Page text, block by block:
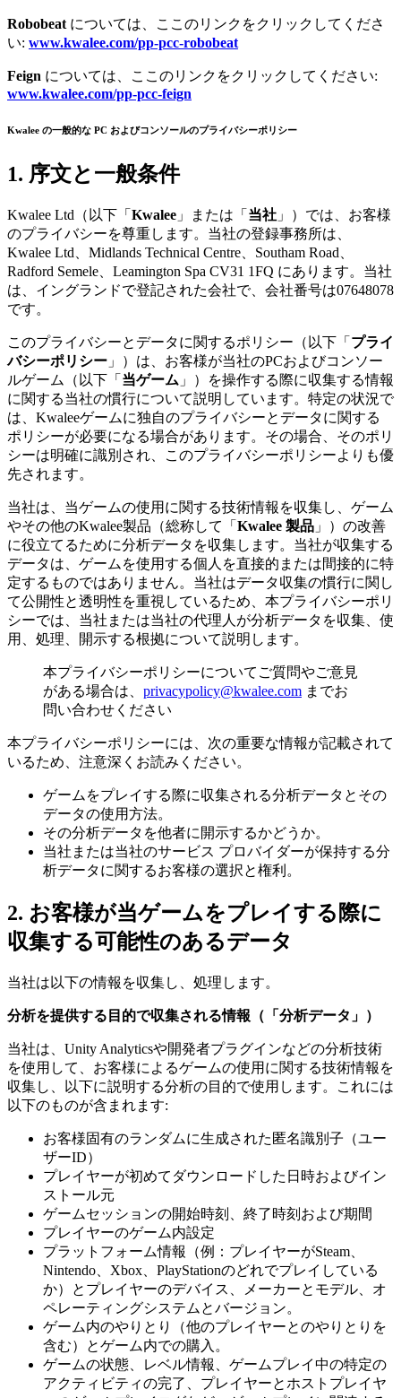
Robobeat については、ここのリンクをクリックしてくださ
い: www.kwalee.com/pp-pcc-robobeat
Feign については、ここのリンクをクリックしてください:
www.kwalee.com/pp-pcc-feign
Kwalee の一般的な PC およびコンソールのプライバシーポリシー
1. 序文と一般条件
Kwalee Ltd（以下「 Kwalee 」または「 当社 」）では、お客様
のプライバシーを尊重します。当社の登録事務所は、
Kwalee Ltd、Midlands Technical Centre、Southam Road、
Radford Semele、Leamington Spa CV31 1FQ にあります。当社
は、イングランドで登記された会社で、会社番号は07648078
です。
このプライバシーとデータに関するポリシー（以下「 プライ
バシーポリシー 」）は、お客様が当社のPCおよびコンソー
ルゲーム（以下「 当ゲーム 」）を操作する際に収集する情報
に関する当社の慣行について説明しています。特定の状況で
は、Kwaleeゲームに独自のプライバシーとデータに関する
ポリシーが必要になる場合があります。その場合、そのポリ
シーは明確に識別され、このプライバシーポリシーよりも優
先されます。
当社は、当ゲームの使用に関する技術情報を収集し、ゲーム
やその他のKwalee製品（総称して「 Kwalee 製品 」）の改善
に役立てるために分析データを収集します。当社が収集する
データは、ゲームを使用する個人を直接的または間接的に特
定するものではありません。当社はデータ収集の慣行に関し
て公開性と透明性を重視しているため、本プライバシーポリ
シーでは、当社または当社の代理人が分析データを収集、使
用、処理、開示する根拠について説明します。
本プライバシーポリシーについてご質問やご意見
がある場合は、 privacypolicy@kwalee.com までお
問い合わせください
本プライバシーポリシーには、次の重要な情報が記載されて
いるため、注意深くお読みください。
ゲームをプレイする際に収集される分析データとその
データの使用方法。
その分析データを他者に開示するかどうか。
当社または当社のサービス プロバイダーが保持する分
析データに関するお客様の選択と権利。
2. お客様が当ゲームをプレイする際に
収集する可能性のあるデータ
当社は以下の情報を収集し、処理します。
分析を提供する目的で収集される情報（「分析データ」）
当社は、Unity Analyticsや開発者プラグインなどの分析技術
を使用して、お客様によるゲームの使用に関する技術情報を
収集し、以下に説明する分析の目的で使用します。これには
以下のものが含まれます:
お客様固有のランダムに生成された匿名識別子（ユー
ザーID）
プレイヤーが初めてダウンロードした日時およびイン
ストール元
ゲームセッションの開始時刻、終了時刻および期間
プレイヤーのゲーム内設定
プラットフォーム情報（例：プレイヤーがSteam、
Nintendo、Xbox、PlayStationのどれでプレイしている
か）とプレイヤーのデバイス、メーカーとモデル、オ
ペレーティングシステムとバージョン。
ゲーム内のやりとり（他のプレイヤーとのやりとりを
含む）とゲーム内での購入。
ゲームの状態、レベル情報、ゲームプレイ中の特定の
アクティビティの完了、プレイヤーとホストプレイヤ